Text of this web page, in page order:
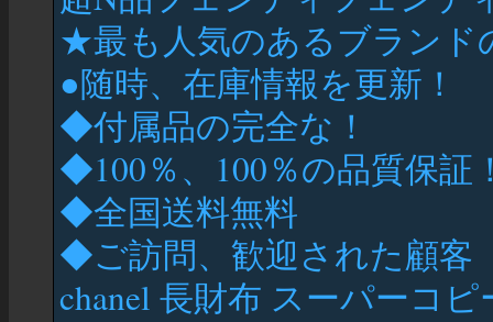
★最も人気のあるブラン
●随時、在庫情報を更新！
◆付属品の完全な！
◆100％、100％の品質保証
◆全国送料無料
◆ご訪問、歓迎された顧客
chanel 長財布 スーパーコ